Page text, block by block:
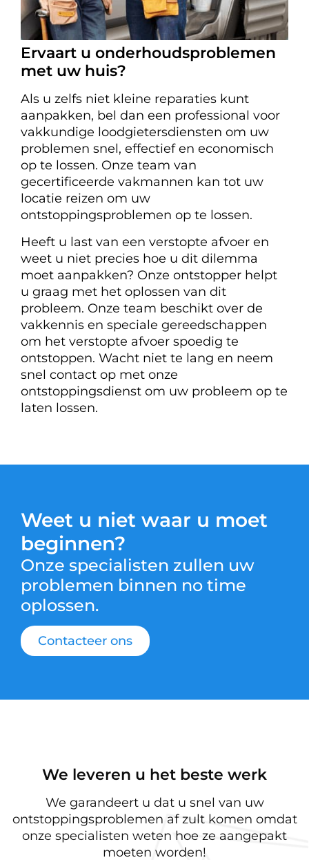
Ervaart u onderhoudsproblemen
met uw huis?
Als u zelfs niet kleine reparaties kunt
aanpakken, bel dan een professional voor
vakkundige loodgietersdiensten om uw
problemen snel, effectief en economisch
op te lossen. Onze team van
gecertificeerde vakmannen kan tot uw
locatie reizen om uw
ontstoppingsproblemen op te lossen.
Heeft u last van een verstopte afvoer en
weet u niet precies hoe u dit dilemma
moet aanpakken? Onze ontstopper helpt
u graag met het oplossen van dit
probleem. Onze team beschikt over de
vakkennis en speciale gereedschappen
om het verstopte afvoer spoedig te
ontstoppen. Wacht niet te lang en neem
snel contact op met onze
ontstoppingsdienst om uw probleem op te
laten lossen.
Weet u niet waar u moet
beginnen?
Onze specialisten zullen uw
problemen binnen no time
oplossen.
Contacteer ons
We leveren u het beste werk
We garandeert u dat u snel van uw
ontstoppingsproblemen af zult komen omdat
onze specialisten weten hoe ze aangepakt
moeten worden!